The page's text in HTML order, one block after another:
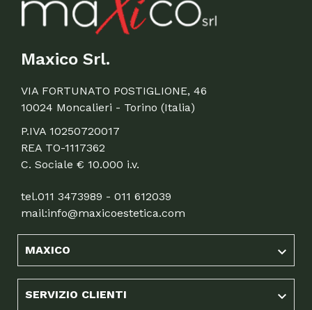
Maxico Srl.
VIA FORTUNATO POSTIGLIONE, 46
10024 Moncalieri - Torino (Italia)
P.IVA 10250720017
REA TO-1117362
C. Sociale € 10.000 i.v.
tel.011 3473989 - 011 612039
mail:info@maxicoestetica.com
MAXICO 
SERVIZIO CLIENTI 